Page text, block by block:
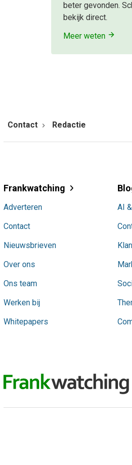
beter gevonden.
bekijk direct.
Meer weten
Contact Redactie
Frankwatching
Adverteren
Contact
Nieuwsbrieven
Over ons
Ons team
Werken bij
Whitepapers
AI